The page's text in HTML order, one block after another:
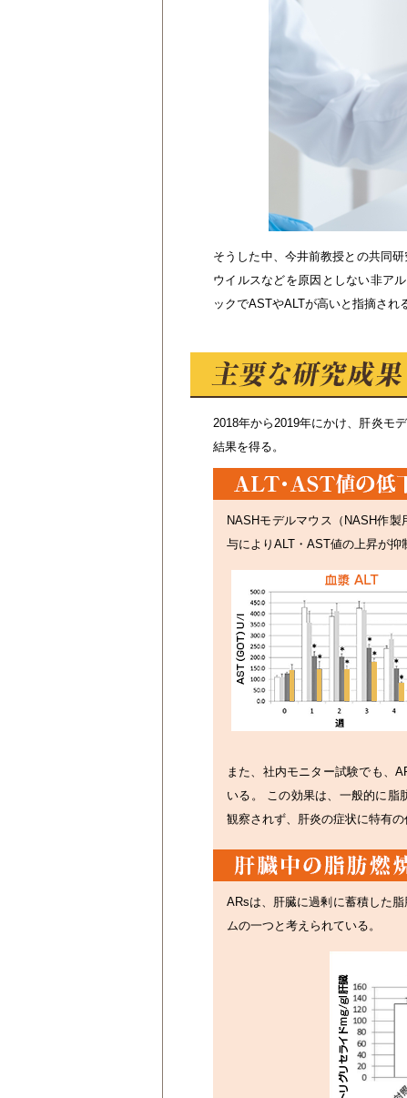
そうした中、今井前教授との共同
ウイルスなどを原因としない非ア
ックでASTやALTが高いと指摘され
2018年から2019年にかけ、肝炎モ
結果を得る。
NASHモデルマウス（NASH作
与によりALT・AST値の上昇が抑
また、社内モニター試験でも、
いる。 この効果は、一般的に脂
観察されず、肝炎の症状に特有
ARsは、肝臓に過剰に蓄積した
ムの一つと考えられている。